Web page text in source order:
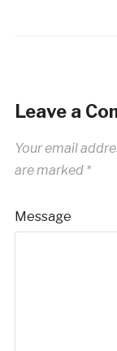
Leave a
Your email
are marked *
Message